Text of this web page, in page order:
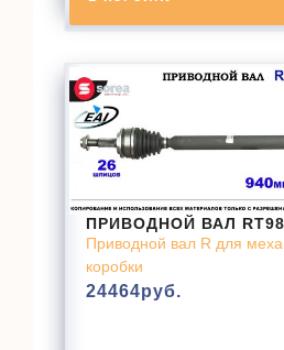
ПРИВОДНОЙ ВАЛ
Приводной вал R для
коробки
24464руб.